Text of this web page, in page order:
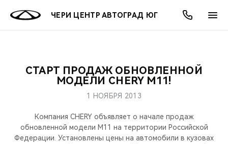
ЧЕРИ ЦЕНТР АВТОГРАД ЮГ
МОДЕЛИ
КРОССОВЕРЫ
ПОКУПАТЕЛЯМ
КРЕДИТ И СТРАХОВАНИЕ
ВЛАДЕЛЬЦАМ
ЗАПЧАСТИ И АКСЕССУАРЫ
МИР CHERY
О БРЕНДЕ
АКЦИИ
ОНЛАЙН СЕРВИСЫ
КРЕДИТ
О КОМПАНИИ
МЫ В СОЦСЕТЯХ
СТАРТ ПРОДАЖ ОБНОВЛЕННОЙ
МОДЕЛИ CHERY M11!
1 НОЯБРЯ 2013
Компания CHERY объявляет о начале продаж
обновленной модели M11 на территории Российской
Федерации. Установлены цены на автомобили в кузовах